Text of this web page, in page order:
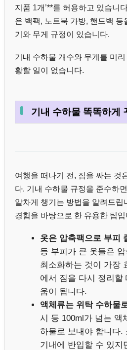
지품 1개’**를 허용하고 있습니
은 백팩, 노트북 가방, 핸드백 등
기와 무게 규정이 있습니다.
기내 수하물 개수와 무게를 미
황할 일이 없습니다.
기내 수하물 똑똑하게
여행을 떠나기 전, 짐을 싸는 것
다. 기내 수하물 규정을 준수하
알차게 챙기는 방법을 알려드립
경험을 바탕으로 한 유용한 팁입
옷은 압축팩으로 부피
등 부피가 큰 옷들은
최소화하는 것이 가장
에서 짐을 다시 정리할
움이 됩니다.
액체류는 위탁 수하물
시 등 100ml가 넘는 액
하물로 보내야 합니다.
기내에 반입할 수 있지